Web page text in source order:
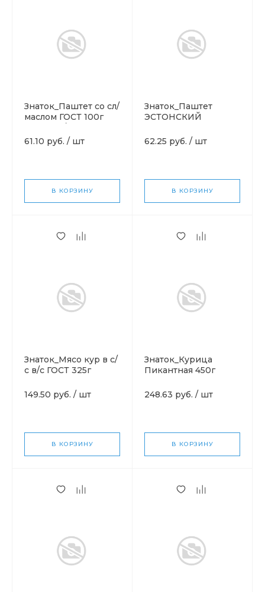
Знаток_Паштет со сл/
маслом ГОСТ 100г
61.10 руб. / шт
В КОРЗИНУ
Знаток_Паштет
ЭСТОНСКИЙ
62.25 руб. / шт
В КОРЗИНУ
Знаток_Мясо кур в с/
с в/с ГОСТ 325г
149.50 руб. / шт
В КОРЗИНУ
Знаток_Курица
Пикантная 450г
248.63 руб. / шт
В КОРЗИНУ